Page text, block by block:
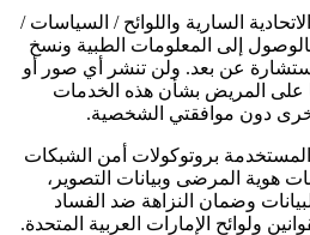
السارية واللوائح / السياسات /
بالوصول إلى المعلومات الطبية ونسخ
عن بعد. ولن تنشر أي صور أو
على المريض بشأن هذه الخدمات
دون موافقتي الشخصية.
بروتوكولات أمن الشبكات
هوية المرضى وبيانات التصوير،
وضمان النزاهة ضد الفساد
ولوائح الإمارات العربية المتحدة.